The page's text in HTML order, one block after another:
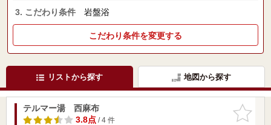
3. こだわり条件 岩盤浴
こだわり条件を変更する
リストから探す 地図から探す
お気に入
りに追加
テルマー湯 西麻布
3.8点/ 4 件